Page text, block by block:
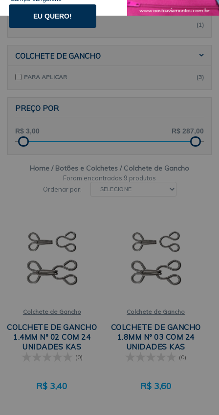
(3)
(1)
COLCHETE DE GANCHO
PARA APLICAR (3)
PREÇO POR
Home Botões e Colchetes Colchete de Gancho
9 produtos
Ordenar por:
Colchete de Gancho
COLCHETE DE GANCHO
1.4MM Nº 02 COM 24
UNIDADES KAS
(0)
R$ 3,40
Colchete de Gancho
COLCHETE DE GANCHO
1.8MM Nº 03 COM 24
UNIDADES KAS
(0)
R$ 3,60
EU QUERO!